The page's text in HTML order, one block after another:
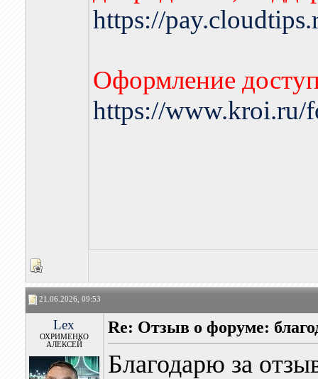
https://
Оформление
https://www.kroi.ru/
21.06.2026, 09:53
Lex
ОХРИМЕНКО
АЛЕКСЕЙ
Re: Отзыв о форуме:
Благодарю за